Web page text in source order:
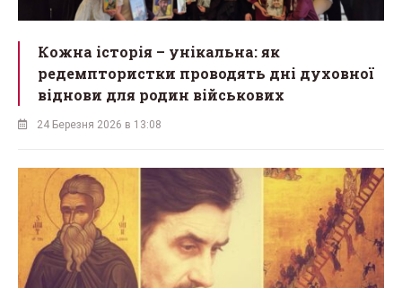
Кожна історія – унікальна: як
редемптористки проводять дні духовної
віднови для родин військових
24 Березня 2026 в 13:08